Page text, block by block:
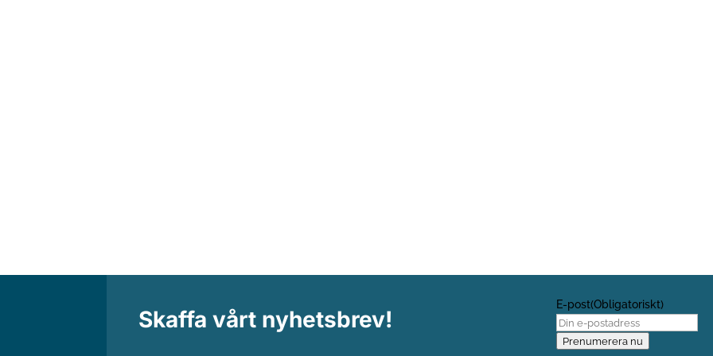
Skaffa vårt nyhetsbrev!
E-post(Obligatoriskt)
Prenumerera nu